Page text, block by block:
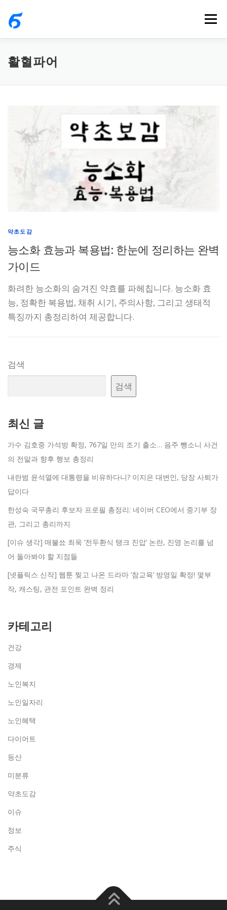
메뉴
활혈파어
약초도감
능소화 효능과 복용법: 한눈에 정리하는 완벽
가이드
화려한 능소화의 숨겨진 약효를 파헤칩니다. 능소화 효
능, 정확한 복용법, 채취 시기, 주의사항, 그리고 생태적
특징까지 총정리하여 제공합니다.
검색
검색
최신 글
가수 김호중 가석방 확정, 767일 만의 조기 출소… 음주 뺑소니 사건
의 전말과 향후 행보 총정리
내란범 윤석열에 대통령을 비유하다니? 이지은 대변인, 당장 사퇴가
답이다
한성숙 국무총리 후보자 프로필 총정리: 네이버 CEO에서 중기부 장
관, 그리고 총리까지
[이슈 생각] 매불쑈 최욱 ‘전두환식 탱크 진압’ 논란, 진영 논리를 넘
어 돌아봐야 할 지점들
[넷플릭스 신작] 웹툰 찢고 나온 드라마 ‘참교육’ 방영일 확정! 몇부
작, 캐스팅, 관전 포인트 완벽 정리
카테고리
건강
경제
노인복지
노인일자리
노인혜택
다이어트
등산
미분류
약초도감
이슈
정보
주식